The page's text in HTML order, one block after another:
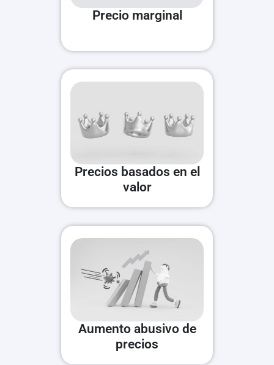
Precio marginal
Precios basados en el
valor
Aumento abusivo de
precios